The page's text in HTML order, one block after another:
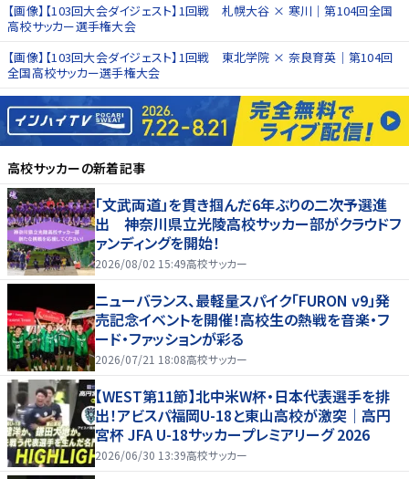
【画像】【103回大会ダイジェスト】1回戦 札幌大谷 × 寒川｜第104回全国
高校サッカー選手権大会
【画像】【103回大会ダイジェスト】1回戦 東北学院 × 奈良育英｜第104回
全国高校サッカー選手権大会
高校サッカーの新着記事
「文武両道」を貫き掴んだ6年ぶりの二次予選進
出 神奈川県立光陵高校サッカー部がクラウドフ
ァンディングを開始！
2026/08/02 15:49高校サッカー
ニューバランス、最軽量スパイク「FURON v9」発
売記念イベントを開催！高校生の熱戦を音楽・フ
ード・ファッションが彩る
2026/07/21 18:08高校サッカー
【WEST第11節】北中米W杯・日本代表選手を排
出！アビスパ福岡U-18と東山高校が激突｜高円
宮杯 JFA U-18サッカープレミアリーグ 2026
2026/06/30 13:39高校サッカー